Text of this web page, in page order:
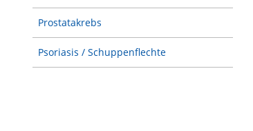
Prostatakrebs
Psoriasis / Schuppenflechte